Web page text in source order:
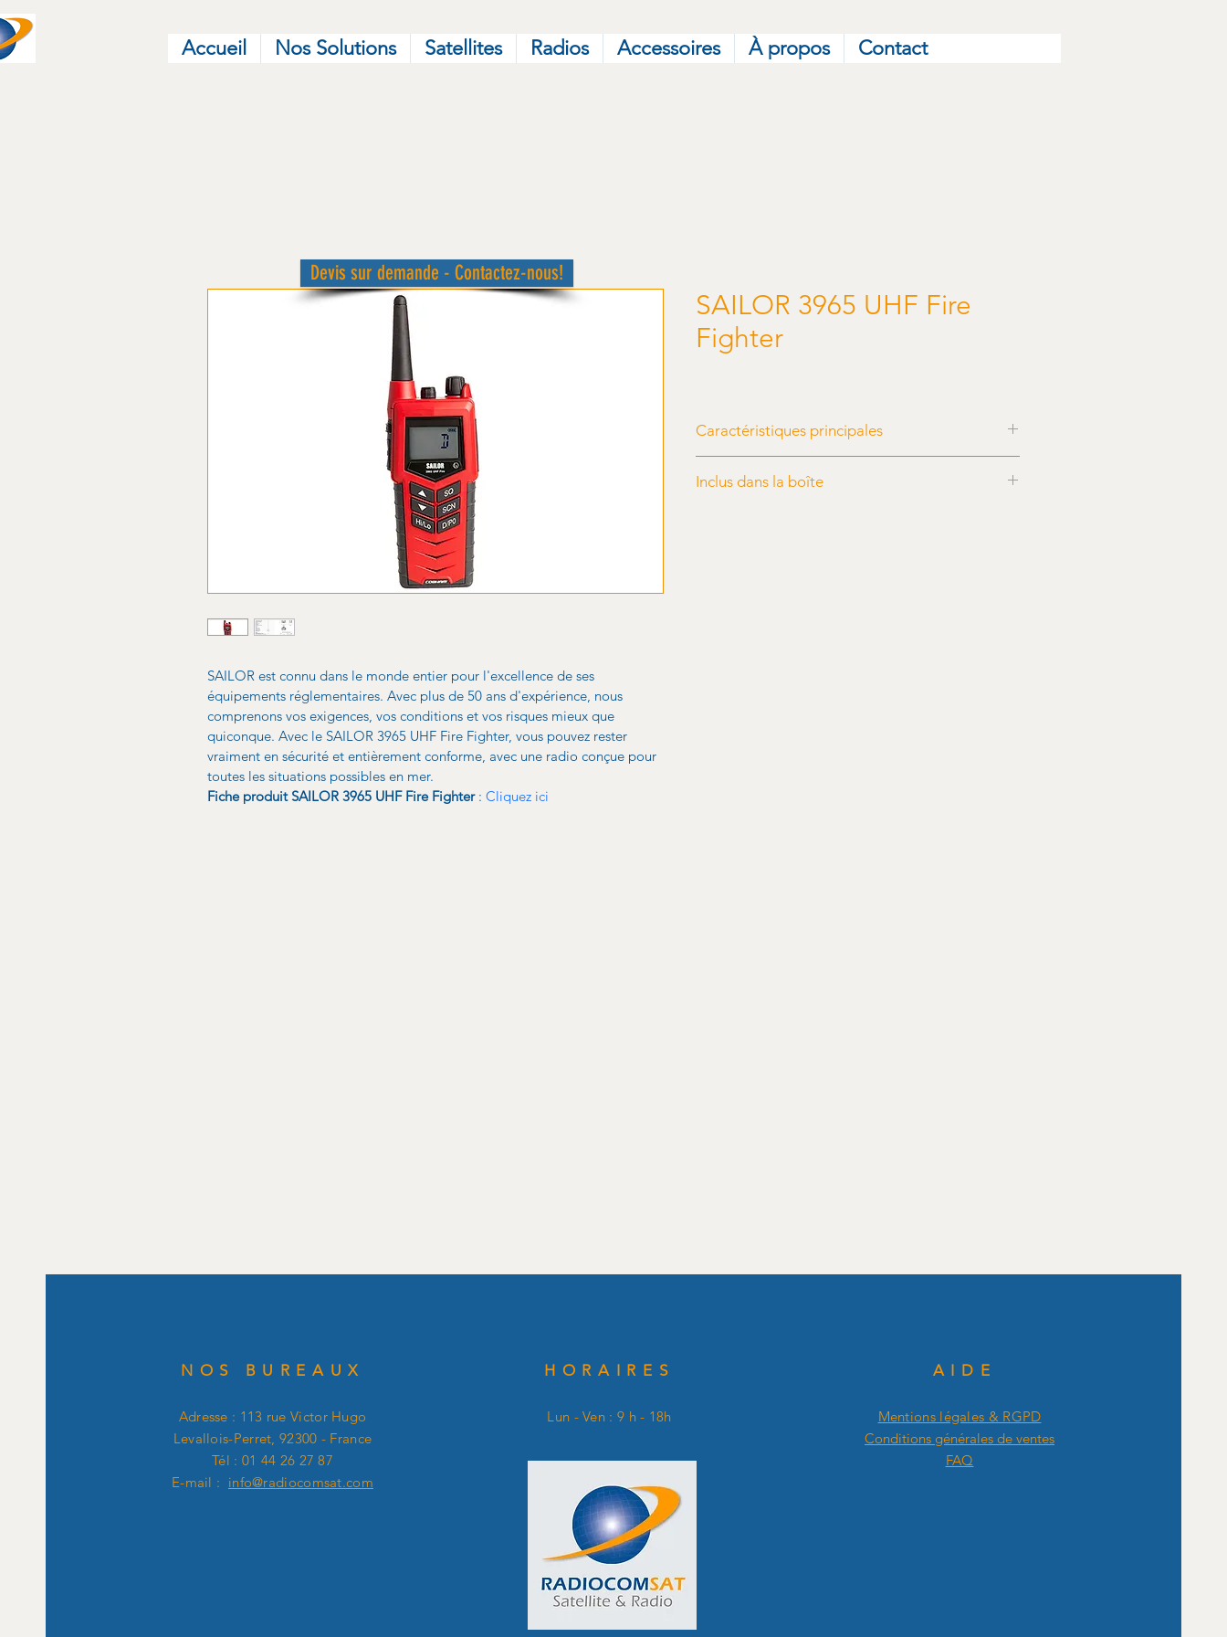
Accueil Nos Solutions Satellites Radios Accessoires À propos Contact
SAILOR est connu dans le monde entier pour l'excellence de ses
équipements réglementaires. Avec plus de 50 ans d'expérience, nous
comprenons vos exigences, vos conditions et vos risques mieux que
quiconque. Avec le SAILOR 3965 UHF Fire Fighter, vous pouvez rester
vraiment en sécurité et entièrement conforme, avec une radio conçue pour
toutes les situations possibles en mer.
Fiche produit SAILOR 3965 UHF Fire Fighter : Cliquez ici
SAILOR 3965 UHF Fire
Fighter
Caractéristiques principales
Inclus dans la boîte
Devis sur demande - Contactez-nous!
NOS BUREAUX
Adresse : 113 rue Victor Hugo
Levallois-Perret, 92300 - France
Tél : 01 44 26 27 87
E-mail : info@radiocomsat.com
HORAIRES
Lun - Ven : 9 h - 18h
AIDE
Mentions légales & RGPD
Conditions générales de ventes
FAQ